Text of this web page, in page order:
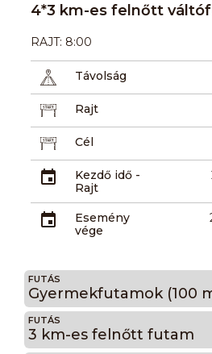
4*3 km-es felnőtt
RAJT: 8:00
Távolság
Rajt
Cél
Kezdő idő -
Rajt
Esemény
vége
FUTÁS
FUTÁS
3 km-es felnőtt futam